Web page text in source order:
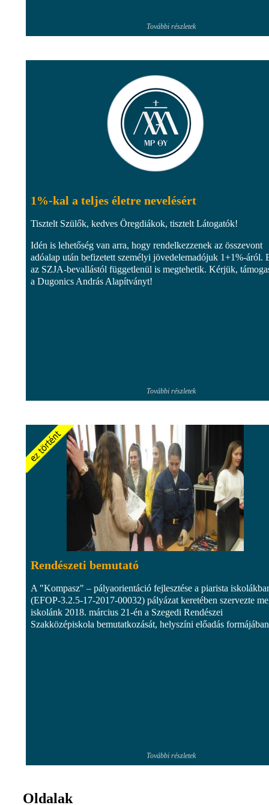
További részletek
1%-kal a teljes életre nevelésért
Tisztelt Szülők, kedves Öregdiákok, tisztelt Látogatók!
Idén is lehetőség van arra, hogy rendelkezzenek az összevont
adóalap után befizetett személyi jövedelemadójuk 1+1%-áról.
az SZJA-bevallástól függetlenül is megtehetik. Kérjük,
a Dugonics András Alapítványt!
További részletek
Rendészeti bemutató
A "Kompasz" – pályaorientáció fejlesztése a piarista
(EFOP-3.2.5-17-2017-00032) pályázat keretében szervezte
iskolánk 2018. március 21-én a Szegedi Rendészei
Szakközépiskola bemutatkozását, helyszíni előadás
További részletek
Oldalak